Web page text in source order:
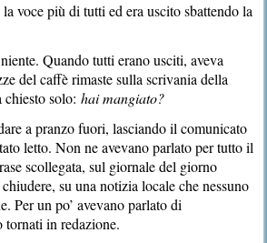
voce più di tutti ed era uscito sbattendo la
Quando tutti erano usciti, aveva
del caffè rimaste sulla scrivania della
solo: hai mangiato?
a pranzo fuori, lasciando il comunicato
letto. Non ne avevano parlato per tutto il
scollegata, sul giornale del giorno
su una notizia locale che nessuno
Per un po’ avevano parlato di
tornati in redazione.